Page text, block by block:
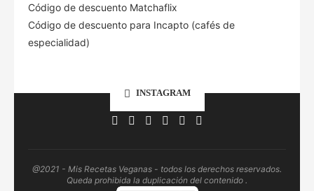
Código de descuento Matchaflix
Código de descuento para Incapto (cafés de
especialidad)
INSTAGRAM
@2021 - Mis Recetas Veganas - todos los derechos reservados.
Queda prohibida la duplicación del contenido .